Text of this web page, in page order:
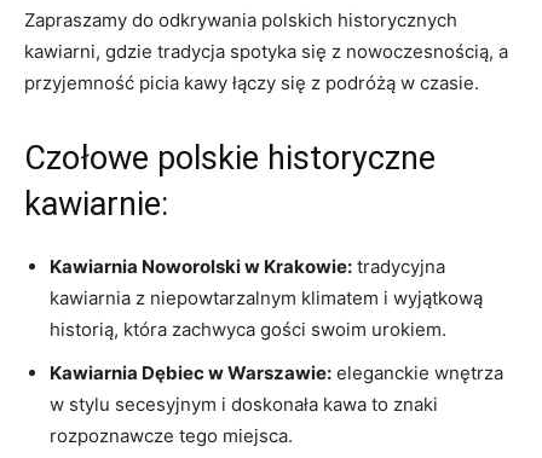
Zapraszamy do odkrywania polskich historycznych
kawiarni, gdzie tradycja spotyka się z nowoczesnością, a
przyjemność picia kawy łączy się z podróżą w czasie.
Czołowe polskie historyczne
kawiarnie:
Kawiarnia ‌Noworolski w Krakowie: tradycyjna
kawiarnia z niepowtarzalnym klimatem i wyjątkową
historią,‍ która zachwyca gości swoim urokiem.
Kawiarnia Dębiec w Warszawie: eleganckie wnętrza
w ⁣stylu secesyjnym i doskonała kawa to znaki
rozpoznawcze tego miejsca.